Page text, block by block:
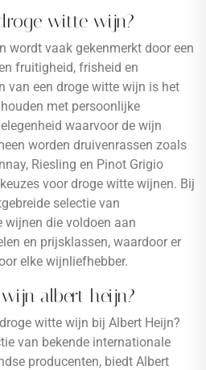
witte wijn?
wordt vaak gekenmerkt door een
fruitigheid, frisheid en
van een droge witte wijn is het
met persoonlijke
waarvoor de wijn
worden druivenrassen zoals
Riesling en Pinot Grigio
voor droge witte wijnen. Bij
selectie van
die voldoen aan
en prijsklassen, waardoor er
elke wijnliefhebber.
albert heijn?
witte wijn bij Albert Heijn?
van bekende internationale
producenten, biedt Albert